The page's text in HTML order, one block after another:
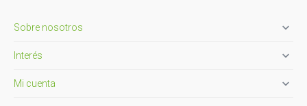
Sobre nosotros 
Interés 
Mi cuenta 